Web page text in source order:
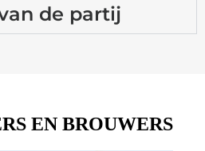
de partij
EN BROUWERS